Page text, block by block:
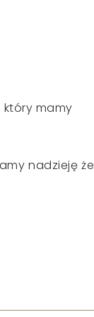
który mamy
nadzieję że